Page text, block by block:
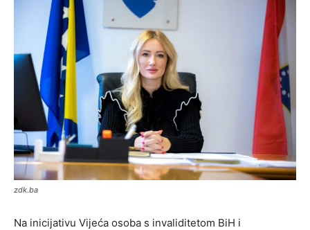
zdk.ba
Na inicijativu Vijeća osoba s invaliditetom BiH i